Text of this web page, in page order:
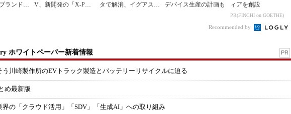
ランド体
V、新開発の「X-PAC
タで解消、イグアスが
デバイス生産の計画も
ィアを創設
PR(FINCHI on GOETHE)
Recommended by
ホワイトペーパー新着情報 PR
う川崎製作所のEVトラック製造とバッテリーリサイクルに迫る
め最新版
界の「クラウド活用」「SDV」「生成AI」への取り組み